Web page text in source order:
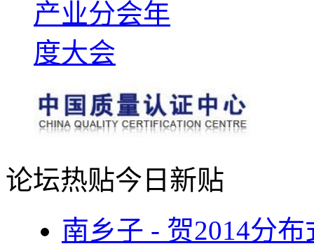
论坛热贴今日新贴
南乡子 - 贺2014分